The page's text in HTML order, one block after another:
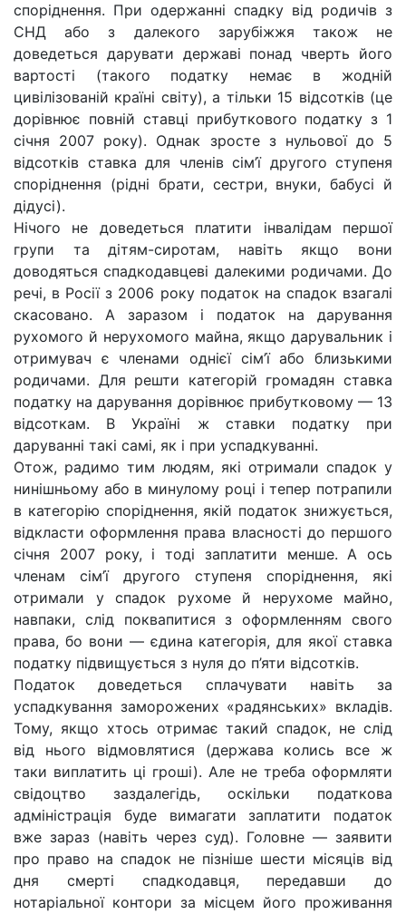
споріднення. При одержанні спадку від родичів з
СНД або з далекого зарубіжжя також не
доведеться дарувати державі понад чверть його
вартості (такого податку немає в жодній
цивілізованій країні світу), а тільки 15 відсотків (це
дорівнює повній ставці прибуткового податку з 1
січня 2007 року). Однак зросте з нульової до 5
відсотків ставка для членів сім’ї другого ступеня
споріднення (рідні брати, сестри, внуки, бабусі й
дідусі).
Нічого не доведеться платити інвалідам першої
групи та дітям-сиротам, навіть якщо вони
доводяться спадкодавцеві далекими родичами. До
речі, в Росії з 2006 року податок на спадок взагалі
скасовано. А заразом і податок на дарування
рухомого й нерухомого майна, якщо дарувальник і
отримувач є членами однієї сім’ї або близькими
родичами. Для решти категорій громадян ставка
податку на дарування дорівнює прибутковому — 13
відсоткам. В Україні ж ставки податку при
даруванні такі самі, як і при успадкуванні.
Отож, радимо тим людям, які отримали спадок у
нинішньому або в минулому році і тепер потрапили
в категорію споріднення, якій податок знижується,
відкласти оформлення права власності до першого
січня 2007 року, і тоді заплатити менше. А ось
членам сім’ї другого ступеня споріднення, які
отримали у спадок рухоме й нерухоме майно,
навпаки, слід поквапитися з оформленням свого
права, бо вони — єдина категорія, для якої ставка
податку підвищується з нуля до п’яти відсотків.
Податок доведеться сплачувати навіть за
успадкування заморожених «радянських» вкладів.
Тому, якщо хтось отримає такий спадок, не слід
від нього відмовлятися (держава колись все ж
таки виплатить ці гроші). Але не треба оформляти
свідоцтво заздалегідь, оскільки податкова
адміністрація буде вимагати заплатити податок
вже зараз (навіть через суд). Головне — заявити
про право на спадок не пізніше шести місяців від
дня смерті спадкодавця, передавши до
нотаріальної контори за місцем його проживання